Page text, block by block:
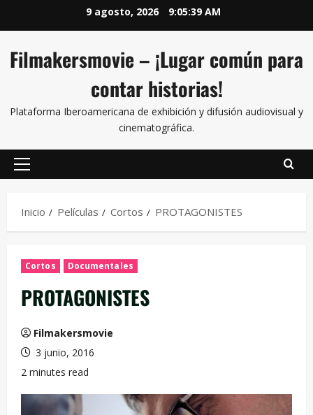
9 agosto, 2026 9:05:40 AM
Filmakersmovie – ¡Lugar común para
contar historias!
Plataforma Iberoamericana de exhibición y difusión audiovisual y
cinematográfica.
Inicio Películas Cortos PROTAGONISTES
Cortos Documentales
PROTAGONISTES
Filmakersmovie
3 junio, 2016
2 minutes read